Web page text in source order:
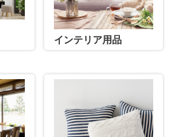
インテリア用品